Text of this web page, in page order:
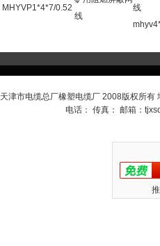
MHYVP1*4*7/0.52
线
线
天津市电缆总厂橡塑电缆厂 2008版权所有
电话： 传真： 邮箱：